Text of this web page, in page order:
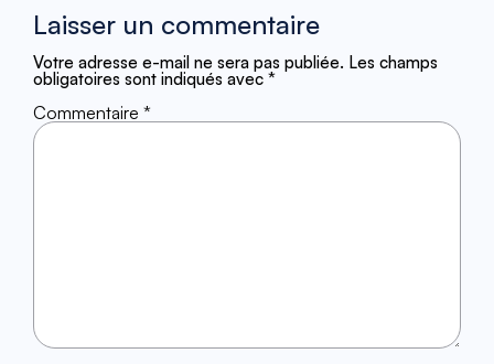
Laisser un commentaire
Votre adresse e-mail ne sera pas publiée. Les champs
obligatoires sont indiqués avec *
Commentaire *